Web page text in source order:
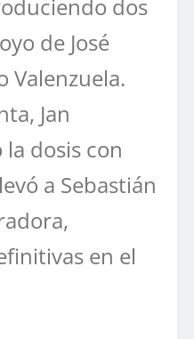
dos
de José
Valenzuela.
Jan
dosis con
a Sebastián
en el